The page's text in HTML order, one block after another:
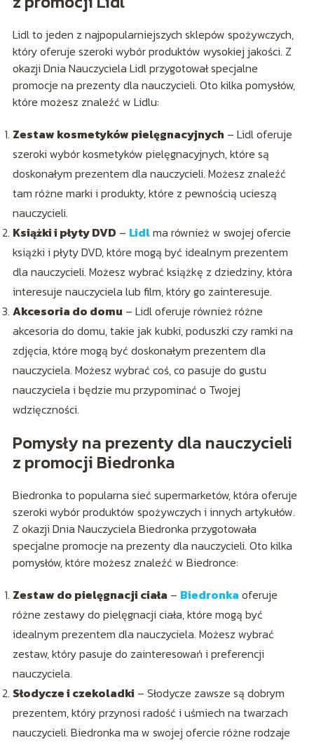
Lidl to jeden z najpopularniejszych sklepów spożywczych,
który oferuje szeroki wybór produktów wysokiej jakości. Z
okazji Dnia Nauczyciela Lidl przygotował specjalne
promocje na prezenty dla nauczycieli. Oto kilka pomysłów,
które możesz znaleźć w Lidlu:
Zestaw kosmetyków pielęgnacyjnych – Lidl oferuje
szeroki wybór kosmetyków pielęgnacyjnych, które są
doskonałym prezentem dla nauczycieli. Możesz znaleźć
tam różne marki i produkty, które z pewnością ucieszą
nauczycieli.
Książki i płyty DVD – Lidlma również w swojej ofercie
książki i płyty DVD, które mogą być idealnym prezentem
dla nauczycieli. Możesz wybrać książkę z dziedziny, która
interesuje nauczyciela lub film, który go zainteresuje.
Akcesoria do domu – Lidl oferuje również różne
akcesoria do domu, takie jak kubki, poduszki czy ramki na
zdjęcia, które mogą być doskonałym prezentem dla
nauczyciela. Możesz wybrać coś, co pasuje do gustu
nauczyciela i będzie mu przypominać o Twojej
wdzięczności.
Pomysły na prezenty dla nauczycieli
z promocji Biedronka
Biedronka to popularna sieć supermarketów, która oferuje
szeroki wybór produktów spożywczych i innych artykułów.
Z okazji Dnia Nauczyciela Biedronka przygotowała
specjalne promocje na prezenty dla nauczycieli. Oto kilka
pomysłów, które możesz znaleźć w Biedronce:
Zestaw do pielęgnacji ciała – Biedronka oferuje
różne zestawy do pielęgnacji ciała, które mogą być
idealnym prezentem dla nauczyciela. Możesz wybrać
zestaw, który pasuje do zainteresowań i preferencji
nauczyciela.
Słodycze i czekoladki – Słodycze zawsze są dobrym
prezentem, który przynosi radość i uśmiech na twarzach
nauczycieli. Biedronka ma w swojej ofercie różne rodzaje